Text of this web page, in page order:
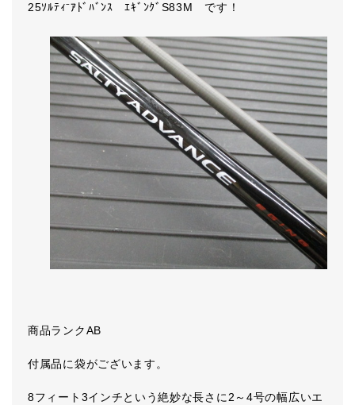
25ｿﾙﾃｨ⁻ｱﾄﾞﾊﾞﾝｽ ｴｷﾞﾝｸﾞS83M です！
商品ランクAB
付属品に袋がございます。
8フィート3インチという絶妙な長さに2～4号の幅広いエ